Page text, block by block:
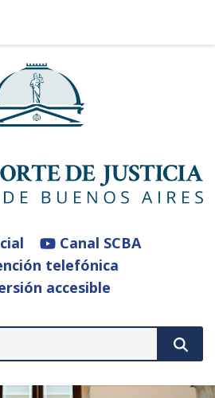
Canal SCBA
telefónica
accesible